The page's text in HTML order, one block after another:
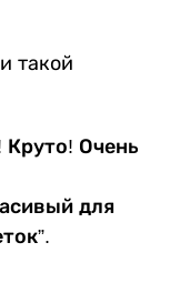
такой
Круто! Очень
для